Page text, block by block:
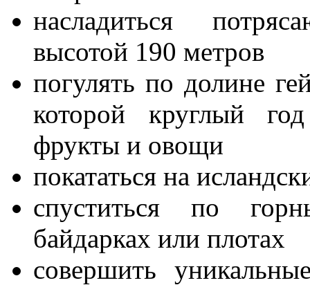
насладиться
высотой 190 метров
погулять по долине
которой круглый
фрукты и овощи
покататься на
спуститься по
байдарках или плотах
совершить